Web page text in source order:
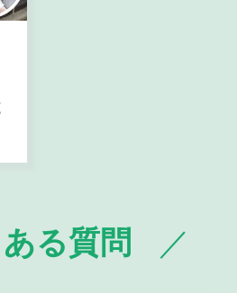
る質問